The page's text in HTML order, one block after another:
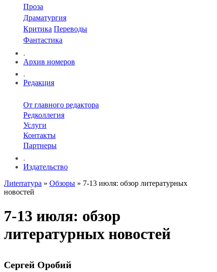
Проза
Драматургия
Критика Переводы
Фантастика
.
Архив номеров
.
Редакция
От главного редактора
Редколлегия
Услуги
Контакты
Партнеры
.
Издательство
Лиterraтура » Обзоры » 7-13 июля: обзор литературных
новостей
7-13 июля: обзор
литературных новостей
Сергей Оробий